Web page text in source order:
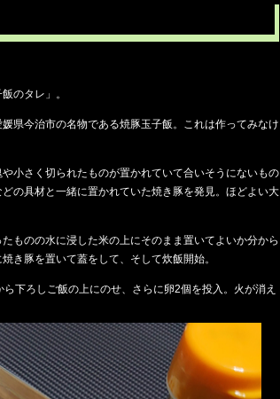
のタレ」。
県今治市の名物である焼豚玉子飯。これは作ってみなけ
小さく切られたものが置かれていて合いそうにないもの
の具材と一緒に置かれていた焼き豚を発見。ほどよい大
ものの水に浸した米の上にそのまま置いてよいか分から
き豚を置いて蓋をして、そして炊飯開始。
下ろしご飯の上にのせ、さらに卵2個を投入。火が消え